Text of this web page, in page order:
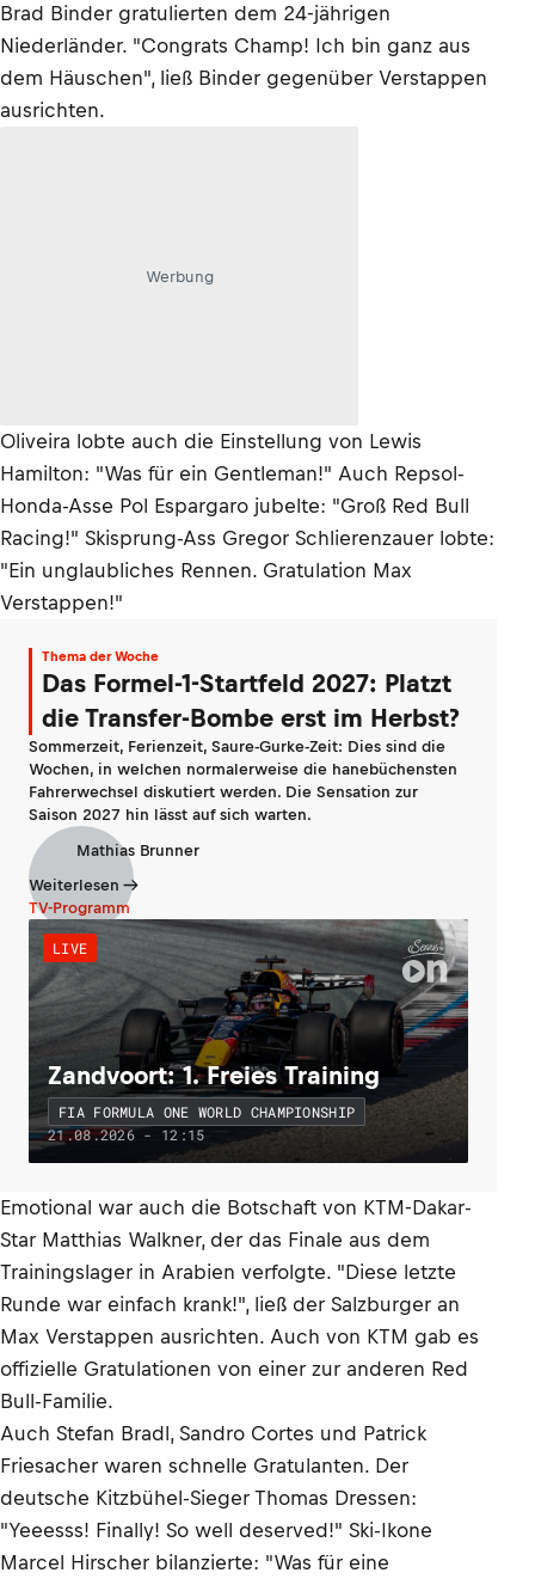
Brad Binder gratulierten dem 24-jährigen
Niederländer. "Congrats Champ! Ich bin ganz aus
dem Häuschen", ließ Binder gegenüber Verstappen
ausrichten.
Werbung
Oliveira lobte auch die Einstellung von Lewis
Hamilton: "Was für ein Gentleman!" Auch Repsol-
Honda-Asse Pol Espargaro jubelte: "Groß Red Bull
Racing!" Skisprung-Ass Gregor Schlierenzauer lobte:
"Ein unglaubliches Rennen. Gratulation Max
Verstappen!"
Thema der Woche
Das Formel-1-Startfeld 2027: Platzt
die Transfer-Bombe erst im Herbst?
Sommerzeit, Ferienzeit, Saure-Gurke-Zeit: Dies sind die
Wochen, in welchen normalerweise die hanebüchensten
Fahrerwechsel diskutiert werden. Die Sensation zur
Saison 2027 hin lässt auf sich warten.
Mathias Brunner
Weiterlesen
TV-Programm
LIVE
Zandvoort: 1. Freies Training
FIA FORMULA ONE WORLD CHAMPIONSHIP
21.08.2026 - 12:15
Emotional war auch die Botschaft von KTM-Dakar-
Star Matthias Walkner, der das Finale aus dem
Trainingslager in Arabien verfolgte. "Diese letzte
Runde war einfach krank!", ließ der Salzburger an
Max Verstappen ausrichten. Auch von KTM gab es
offizielle Gratulationen von einer zur anderen Red
Bull-Familie.
Auch Stefan Bradl, Sandro Cortes und Patrick
Friesacher waren schnelle Gratulanten. Der
deutsche Kitzbühel-Sieger Thomas Dressen:
"Yeeesss! Finally! So well deserved!" Ski-Ikone
Marcel Hirscher bilanzierte: "Was für eine